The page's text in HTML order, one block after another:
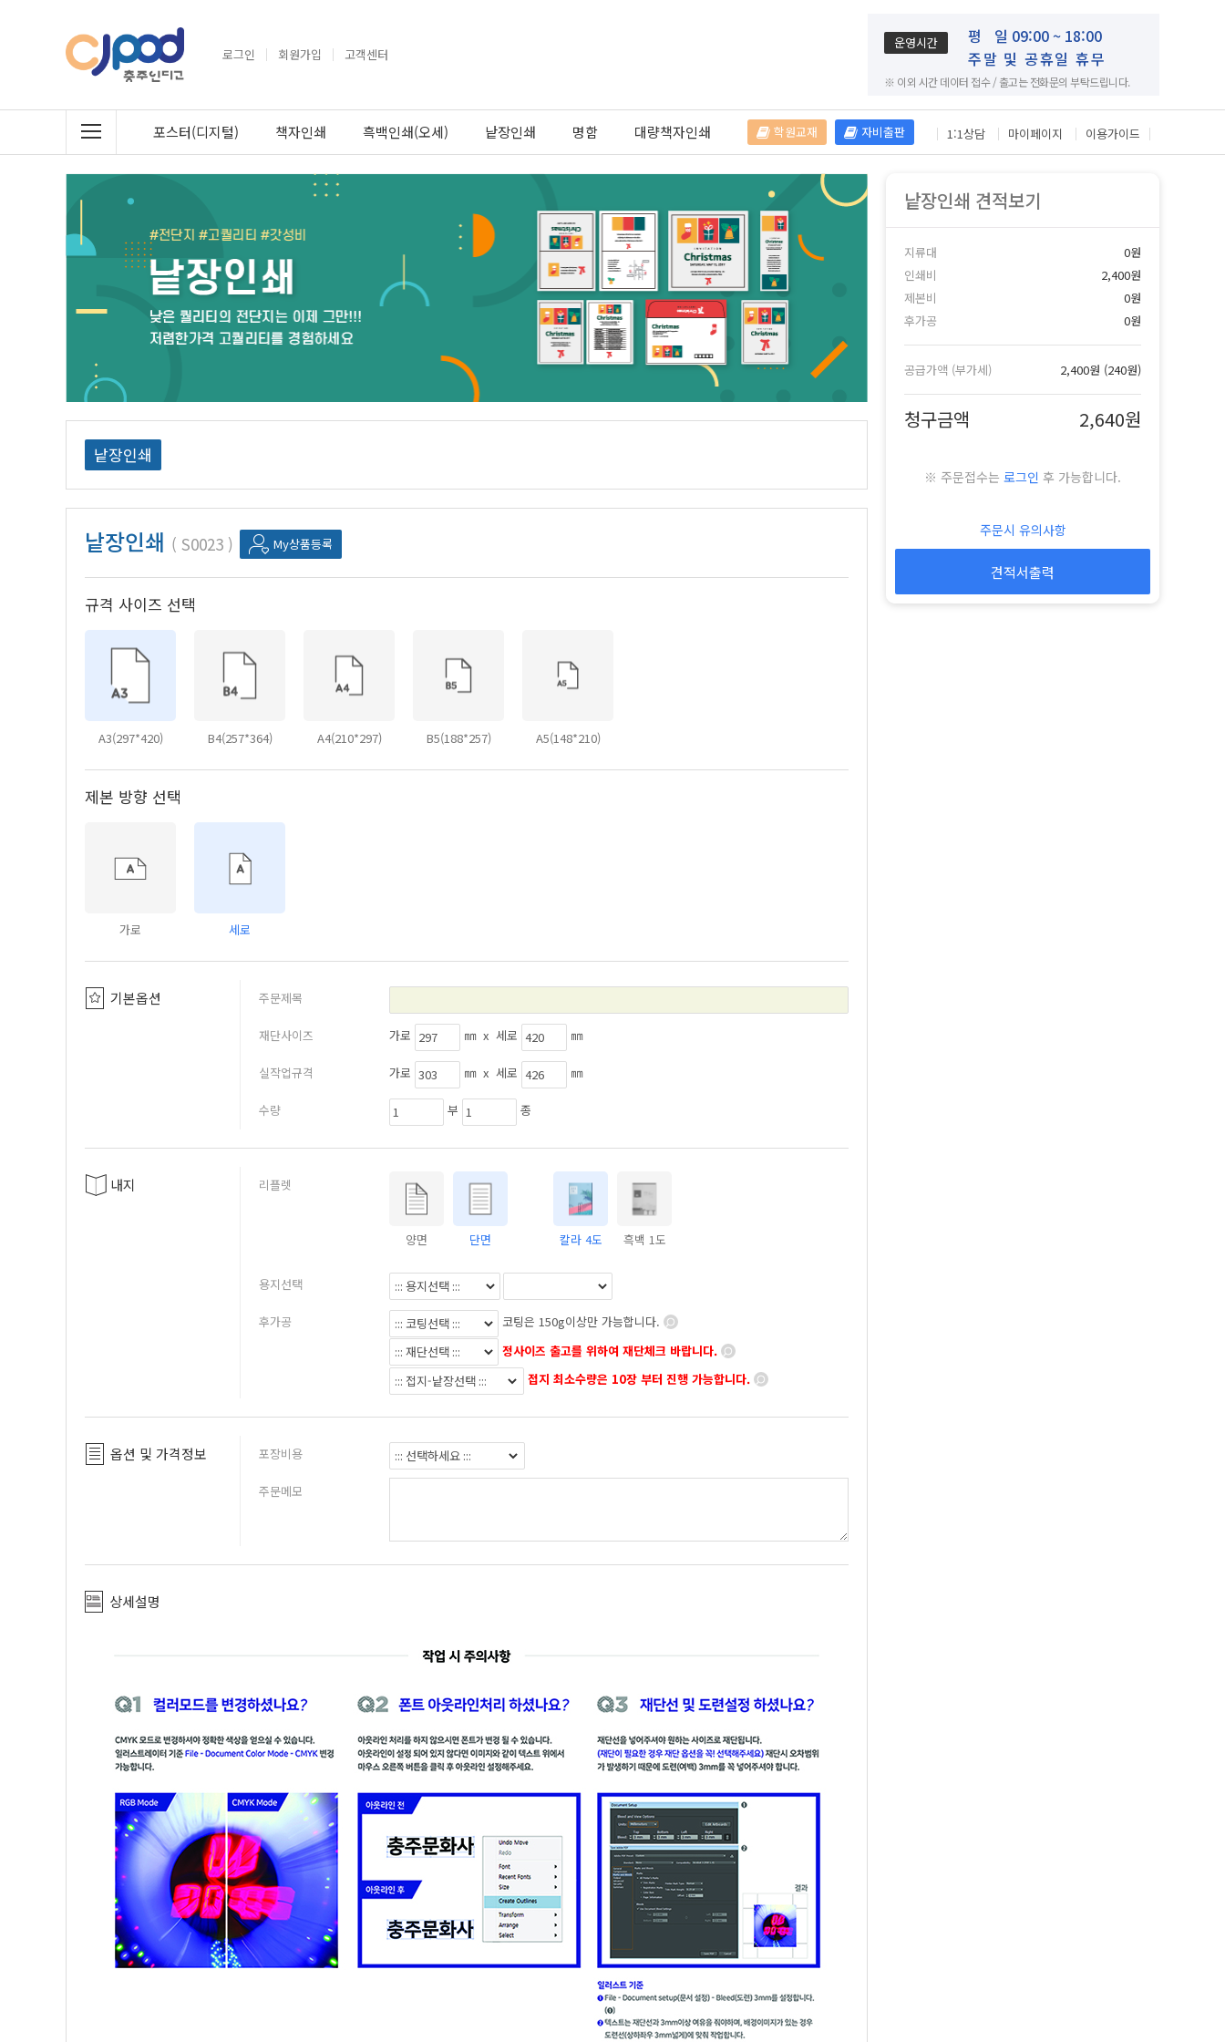
로그인 회원가입 고객센터
운영시간 평
일 09:00 ~ 18:00
주말 및 공휴일 휴무
※ 이외 시간 데이터 접수 / 출고는 전화문의 부탁드립니다.
포스터(디지털) 책자인쇄 흑백인쇄(오세) 낱장인쇄 명함 대량책자인쇄 학원교재 자비출판 1:1상담 마이페이지 이용가이드
낱장인쇄
낱장인쇄 S0023 My상품등록
규격 사이즈 선택
A3(297*420) B4(257*364) A4(210*297) B5(188*257) A5(148*210)
제본 방향 선택
가로 세로
기본옵션 주문제목
재단사이즈 가로 ㎜ x 세로 ㎜
실작업규격 가로 ㎜ x 세로 ㎜
수량 부 종
내지 리플렛
양면 단면 칼라 4도 흑백 1도
용지선택
후가공
코팅은 150g이상만 가능합니다.
정사이즈 출고를 위하여 재단체크 바랍니다.
접지 최소수량은 10장 부터 진행 가능합니다.
옵션 및 가격정보 포장비용
주문메모
상세설명
낱장인쇄 견적보기
지류대
0원
인쇄비
2,400원
제본비
0원
후가공
0원
공급가액 (부가세) 2,400원 (240원)
청구금액 2,640원
※ 주문접수는 로그인 후 가능합니다.
주문시 유의사항
견적서출력